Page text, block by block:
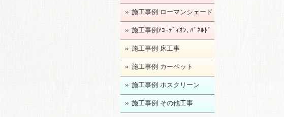
施工事例 ローマンシェード
施工事例ｱｺｰﾃﾞｨｵﾝ､ﾊﾟﾈﾙﾄﾞ
施工事例 床工事
施工事例 カーペット
施工事例 ホスクリーン
施工事例 その他工事